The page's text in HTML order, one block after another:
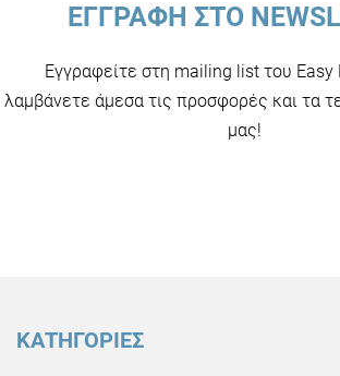
ΕΓΓΡΑΦΗ ΣΤΟ
Εγγραφείτε στη mailing list του Easy
λαμβάνετε άμεσα τις προσφορές και τα
μας!
ΚΑΤΗΓΟΡΙΕΣ